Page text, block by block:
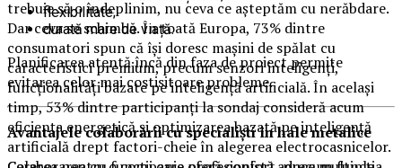
flexibilitate;
durată mare de viață.
Planificarea atentă încă din faza de proiect permite
evitarea celor mai costisitoare probleme.
Avantajele colaborării cu specialiști în hale metalice
trebuie să o îndeplinim, nu ceva ce așteptăm cu nerăbdare.
Dar ceva se schimbă. În toată Europa, 73% dintre
consumatori spun că își doresc mașini de spălat cu
caracteristici premium, precum senzori inteligenți,
funcționalități bazate pe inteligență artificială. În același
timp, 53% dintre participanți la sondaj consideră acum
eficiența energetică și optimizarea bazată pe inteligență
artificială drept factori-cheie în alegerea electrocasnicelor.